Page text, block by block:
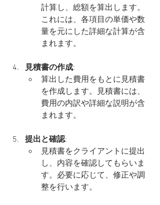
計算し、総額を算出します。
これには、各項目の単価や数
量を元にした詳細な計算が含
まれます。
見積書の作成:
算出した費用をもとに見積書
を作成します。見積書には、
費用の内訳や詳細な説明が含
まれます。
提出と確認:
見積書をクライアントに提出
し、内容を確認してもらいま
す。必要に応じて、修正や調
整を行います。